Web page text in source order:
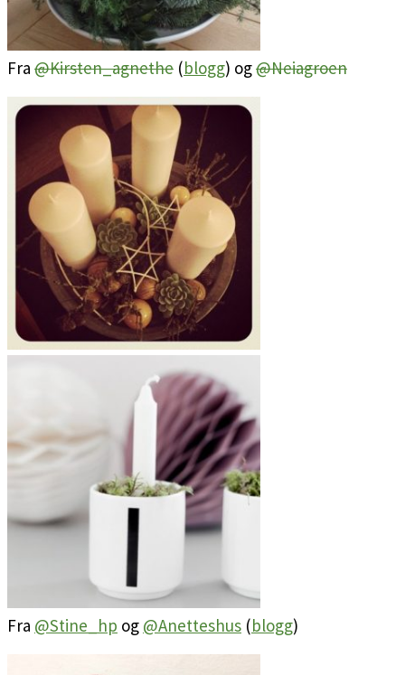
Fra @Kirsten_agnethe (blogg) og@Neiagroen
Fra @Stine_hp og @Anetteshus (blogg)